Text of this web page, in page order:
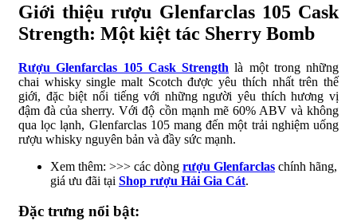
Giới thiệu rượu Glenfarclas 105 Cask
Strength: Một kiệt tác Sherry Bomb
Rượu Glenfarclas 105 Cask Strength là một trong những
chai whisky single malt Scotch được yêu thích nhất trên thế
giới, đặc biệt nổi tiếng với những người yêu thích hương vị
đậm đà của sherry. Với độ cồn mạnh mẽ 60% ABV và không
qua lọc lạnh, Glenfarclas 105 mang đến một trải nghiệm uống
rượu whisky nguyên bản và đầy sức mạnh.
Xem thêm: >>> các dòng rượu Glenfarclas chính hãng,
giá ưu đãi tại Shop rượu Hải Gia Cát.
Đặc trưng nổi bật: